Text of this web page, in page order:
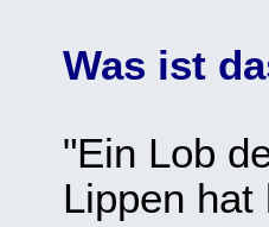
Was ist
"Ein Lob
Lippen